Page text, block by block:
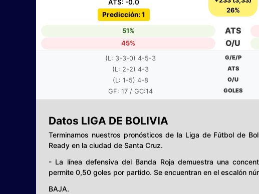
ATS: -0.0
Predicción: 1
26%
51% ATS
45%
O/U
(L: 3-3-0) 4-5-3 G/E/P
(L: 2-2) 4-3
ATS
(L: 1-5) 4-8
O/U
GF: 17 / GC:14
GOLES
Datos LIGA DE BOLIVIA
Terminamos nuestros pronósticos de la Liga de Fútbol de
Ready en la ciudad de Santa Cruz.
- La línea defensiva del Banda Roja demuestra una
permite 0,50 goles por partido. Se encuentran en el escalón
BAJA.